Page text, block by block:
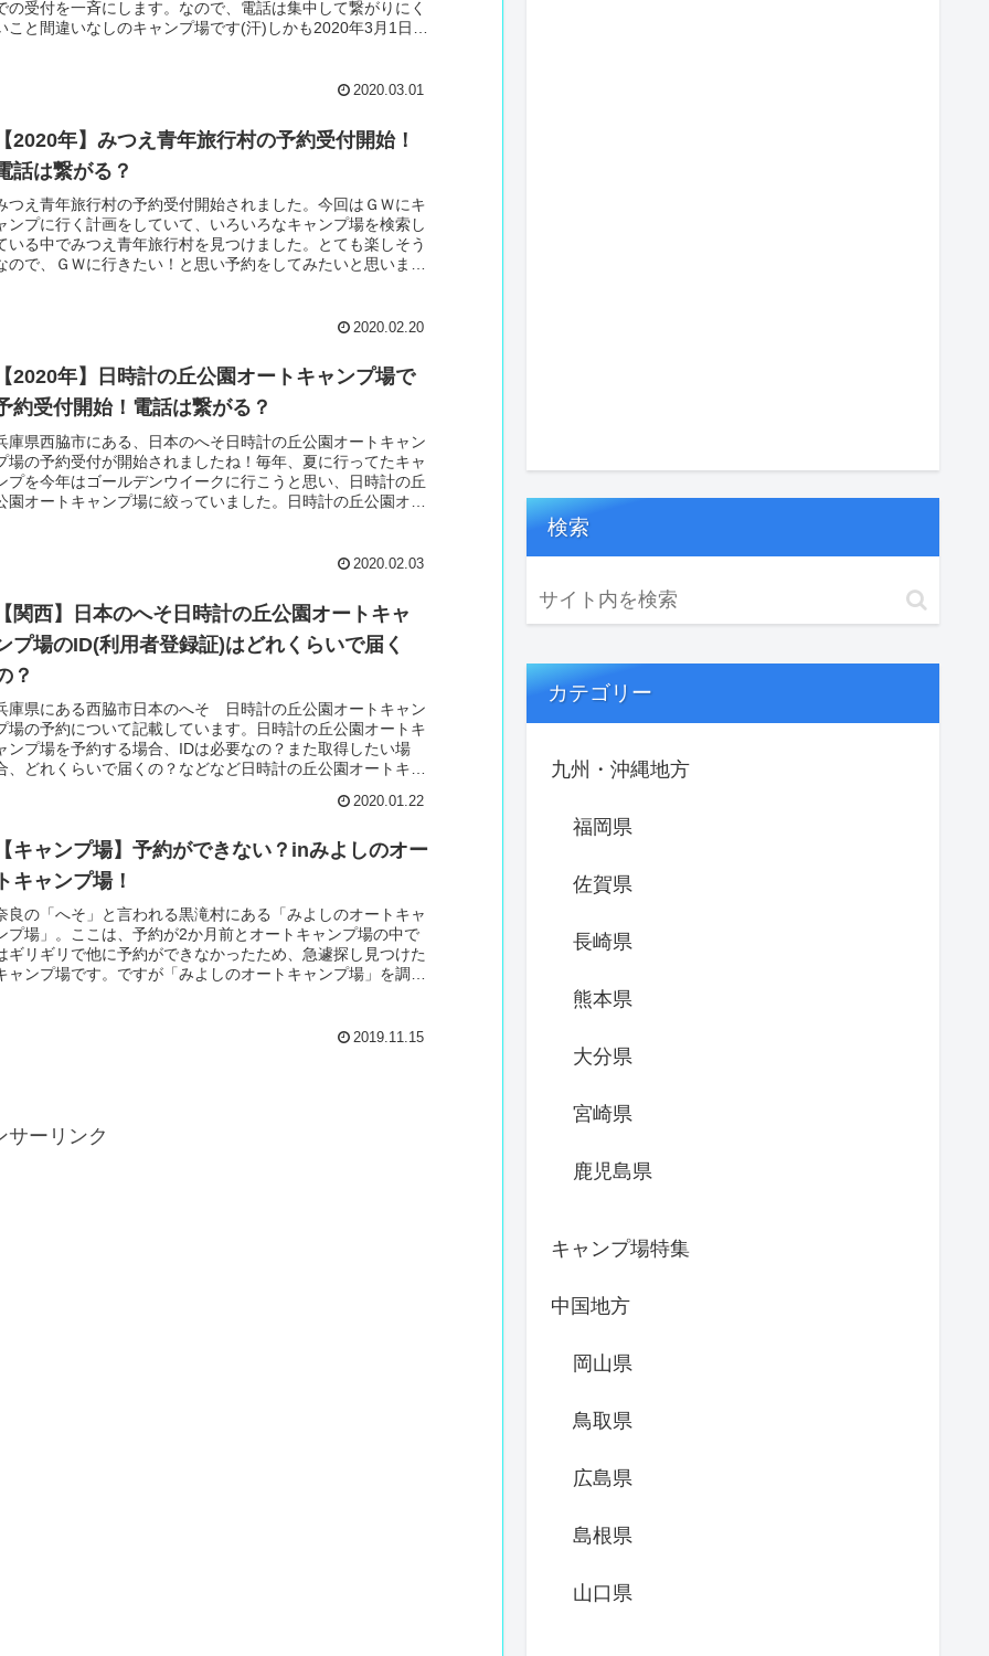
の受付を一斉にします。なので、電話は集中して繋がりにく
こと間違いなしのキャンプ場です(汗)しかも2020年3月1日は
2020.03.01
2020年】みつえ青年旅行村の予約受付開始！
話は繋がる？
つえ青年旅行村の予約受付開始されました。今回はＧＷにキ
ンプに行く計画をしていて、いろいろなキャンプ場を検索し
いる中でみつえ青年旅行村を見つけました。とても楽しそう
ので、ＧＷに行きたい！と思い予約をしてみたいと思いま
2020.02.20
2020年】日時計の丘公園オートキャンプ場で
約受付開始！電話は繋がる？
庫県西脇市にある、日本のへそ日時計の丘公園オートキャン
場の予約受付が開始されましたね！毎年、夏に行ってたキャ
プを今年はゴールデンウイークに行こうと思い、日時計の丘
園オートキャンプ場に絞っていました。日時計の丘公園オー
2020.02.03
関西】日本のへそ日時計の丘公園オートキャ
プ場のID(利用者登録証)はどれくらいで届く
？
庫県にある西脇市日本のへそ 日時計の丘公園オートキャン
場の予約について記載しています。日時計の丘公園オートキ
ンプ場を予約する場合、IDは必要なの？また取得したい場
、どれくらいで届くの？などなど日時計の丘公園オートキャ
2020.01.22
キャンプ場】予約ができない？inみよしのオー
キャンプ場！
良の「へそ」と言われる黒滝村にある「みよしのオートキャ
プ場」。ここは、予約が2か月前とオートキャンプ場の中で
ギリギリで他に予約ができなかったため、急遽探し見つけた
ャンプ場です。ですが「みよしのオートキャンプ場」を調べ
2019.11.15
サーリンク
検索
カテゴリー
九州・沖縄地方
福岡県
佐賀県
長崎県
熊本県
大分県
宮崎県
鹿児島県
キャンプ場特集
中国地方
岡山県
鳥取県
広島県
島根県
山口県